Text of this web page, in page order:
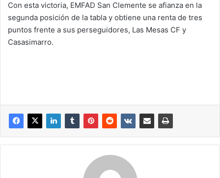
Con esta victoria, EMFAD San Clemente se afianza en la
segunda posición de la tabla y obtiene una renta de tres
puntos frente a sus perseguidores, Las Mesas CF y
Casasimarro.